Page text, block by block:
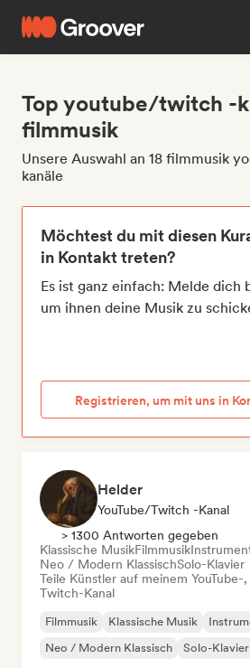
Top youtube/twitch -
filmmusik
Unsere Auswahl an 18 filmmusik
kanäle
Möchtest du mit diesen
in Kontakt treten?
Es ist ganz einfach: Melde dich
um ihnen deine Musik zu
Registrieren, um mit uns in
Helder
YouTube/Twitch -Kanal
> 1300 Antworten gegeben
Klassische MusikFilmmusik
Neo / Modern KlassischSolo-Klavier
Teile Künstler auf meinem
Twitch-Kanal
Filmmusik Klassische Musik
Neo / Modern Klassisch
Solo-Klavier